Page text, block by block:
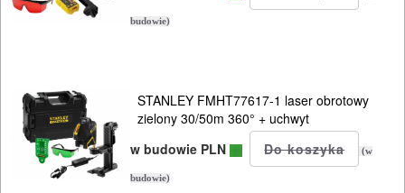
I
AGD
OGRODNICZE
NARZĘDZIA
budowie)
STANLEY FMHT77617-1 laser obrotowy
zielony 30/50m 360° + uchwyt
w budowie PLN
(w
budowie)